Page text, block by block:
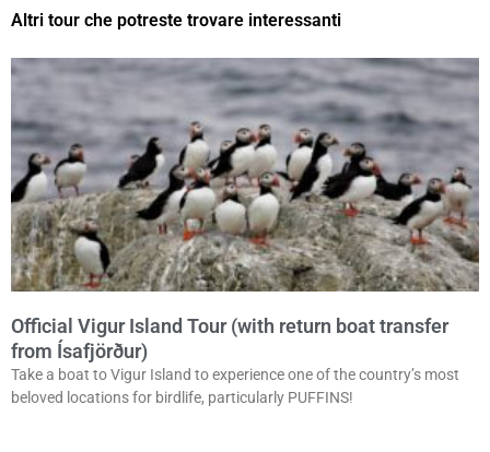
Altri tour che potreste trovare interessanti
Official Vigur Island Tour (with return boat transfer
from Ísafjörður)
Take a boat to Vigur Island to experience one of the country’s most
beloved locations for birdlife, particularly PUFFINS!